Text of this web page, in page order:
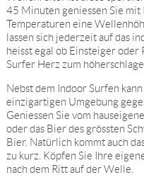
45 Minuten geniessen Sie mit
Temperaturen eine
lassen sich jederzeit auf das
heisst egal ob Einsteiger
Surfer Herz zum
Nebst dem Indoor Surfen
einzigartigen Umgebung
Geniessen Sie vom
oder das Bier des grössten
Bier. Natürlich kommt auch
zu kurz. Köpfen Sie Ihre
nach dem Ritt auf der Welle.